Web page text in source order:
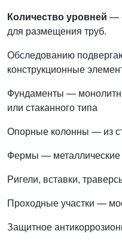
Количество уровней —
для размещения труб.
Обследованию
конструкционные
Фундаменты —
или стаканного типа
Опорные колонны — из
Фермы — металлические
Ригели, вставки,
Проходные участки —
Защитное